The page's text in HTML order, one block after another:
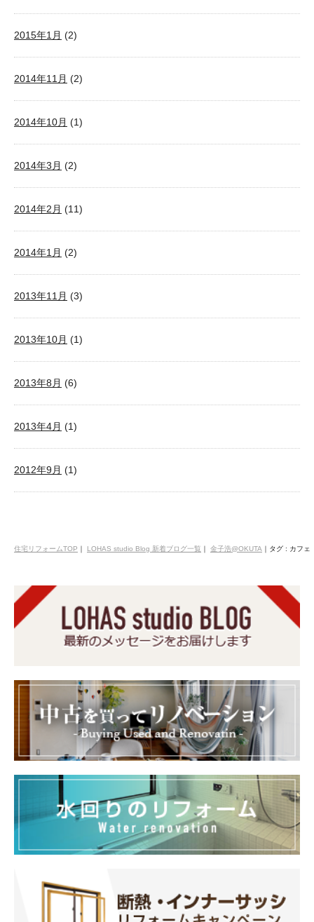
2015年1月 (2)
2014年11月 (2)
2014年10月 (1)
2014年3月 (2)
2014年2月 (11)
2014年1月 (2)
2013年11月 (3)
2013年10月 (1)
2013年8月 (6)
2013年4月 (1)
2012年9月 (1)
住宅リフォームTOP ｜ LOHAS studio Blog 新着ブログ一覧 ｜ 金子浩@OKUTA ｜ タグ : カフェ